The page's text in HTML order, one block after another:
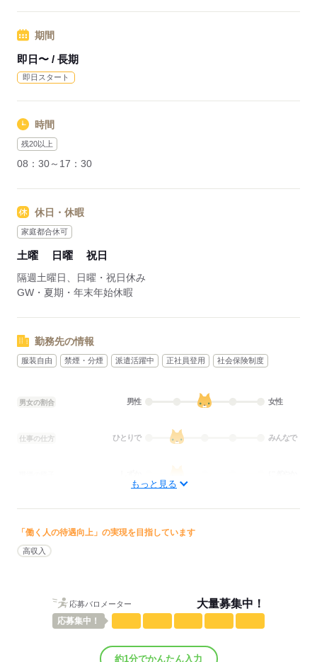
期間
即日〜 / 長期
即日スタート
時間
残20以上
08：30～17：30
休日・休暇
家庭都合休可
土曜 日曜 祝日
隔週土曜日、日曜・祝日休み
GW・夏期・年末年始休暇
勤務先の情報
服装自由 禁煙・分煙 派遣活躍中 正社員登用 社会保険制度
男女の割合 男性 女性
仕事の仕方 ひとりで みんなで
業界 メーカー関連
もっと見る
「働く人の待遇向上」の実現を目指しています
高収入
応募バロメーター 大量募集中！
応募集中！
約1分でかんたん入力